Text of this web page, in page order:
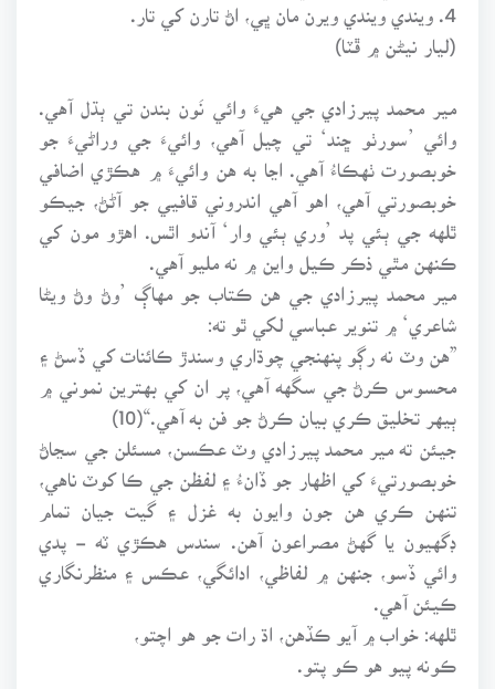
4. ويندي ويندي ويرن مان ڀي، اڻ تارن کي تار.
(ليار نيڻن ۾ ڦٽا)
مير محمد پيرزادي جي هيءَ وائي نَون بندن تي ٻڌل آهي.
وائي ’سورٺو ڇند‘ تي چيل آهي، وائيءَ جي وراڻيءَ جو
خوبصورت ٺهڪاءُ آهي. اڃا به هن وائيءَ ۾ هڪڙي اضافي
خوبصورتي آهي، اهو آهي اندروني قافيي جو آڻڻ، جيڪو
ٿلهه جي ٻئي پد ’وري ٻئي وار‘ آندو اٿس. اهڙو مون کي
ڪنهن مٿي ذڪر ڪيل واين ۾ نه مليو آهي.
مير محمد پيرزادي جي هن ڪتاب جو مهاڳ ’وڻ وڻ ويڻا
شاعري‘ ۾ تنوير عباسي لکي ٿو ته:
”هن وٽ نه رڳو پنهنجي چوڌاري وسندڙ ڪائنات کي ڏسڻ ۽
محسوس ڪرڻ جي سگهه آهي، پر ان کي بهترين نموني ۾
ٻيهر تخليق ڪري بيان ڪرڻ جو فن به آهي.“(10)
جيئن ته مير محمد پيرزادي وٽ عڪسن، مسئلن جي سڃاڻ
خوبصورتيءَ کي اظهار جو ڏانءُ ۽ لفظن جي ڪا کوٽ ناهي،
تنهن ڪري هن جون وايون به غزل ۽ گيت جيان تمام
ڊگهيون يا گهڻ مصراعون آهن. سندس هڪڙي ٽه - پدي
وائي ڏسو، جنهن ۾ لفاظي، ادائگي، عڪس ۽ منظرنگاري
ڪيئن آهي.
ٿلهه: خواب ۾ آيو ڪڏهن، اڌ رات جو هو اچتو،